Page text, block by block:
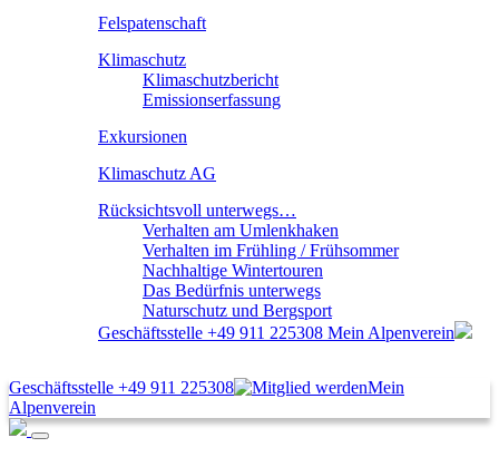
Felspatenschaft
Klimaschutz
Klimaschutzbericht
Emissionserfassung
Exkursionen
Klimaschutz AG
Rücksichtsvoll unterwegs…
Verhalten am Umlenkhaken
Verhalten im Frühling / Frühsommer
Nachhaltige Wintertouren
Das Bedürfnis unterwegs
Naturschutz und Bergsport
Geschäftsstelle +49 911 225308 Mein Alpenverein
Geschäftsstelle +49 911 225308
Mein
Alpenverein